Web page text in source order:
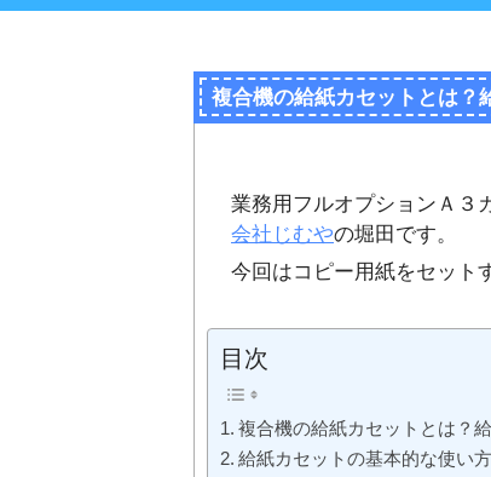
複合機の給紙カセットとは？
業務用フルオプションＡ３
会社じむやの堀田です。
今回はコピー用紙をセット
目次
複合機の給紙カセットとは？
給紙カセットの基本的な使い